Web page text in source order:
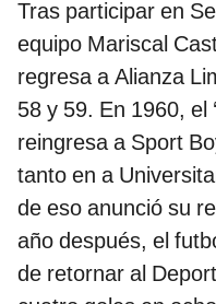
Tras participar en
equipo Mariscal
regresa a Alianza
58 y 59. En 1960, el
reingresa a Sport
tanto en a
de eso anunció su
año después, el
de retornar al